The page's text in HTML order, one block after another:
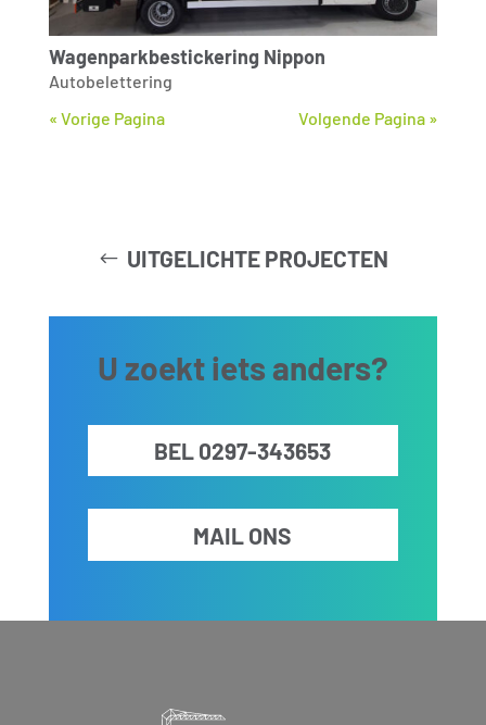
Wagenparkbestickering Nippon
Autobelettering
« Vorige Pagina
Volgende Pagina »
UITGELICHTE PROJECTEN
U zoekt iets anders?
BEL 0297-343653
MAIL ONS